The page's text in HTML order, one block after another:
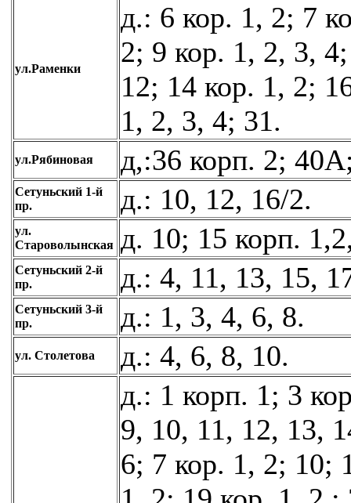
ул.Раменки
д.: 6 кор. 1, 2; 7
2; 9 кор. 1, 2, 3,
12; 14 кор. 1, 2;
1, 2, 3, 4; 31.
ул.Рябиновая д,:36 корп. 2;
Сетуньский 1-й
пр.
д.: 10, 12, 16/2.
ул.
Староволынская д. 10; 15 корп.
Сетуньский 2-й
пр.
д.: 4, 11, 13, 15,
Сетуньский 3-й
пр.
д.: 1, 3, 4, 6, 8.
ул. Столетова д.: 4, 6, 8, 10.
д.: 1 корп. 1; 3
9, 10, 11, 12, 13,
6; 7 кор. 1, 2; 10;